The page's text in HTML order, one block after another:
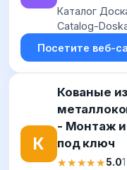
Каталог
Catalog-
Посетите веб-
К
Кованые
- Монтаж и
под ключ
★★★★★
★★★★★5.0